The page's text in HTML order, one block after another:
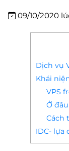
09/10/2020
Dịch vụ
Khái
VPS
Ở
Cách
IDC- lựa